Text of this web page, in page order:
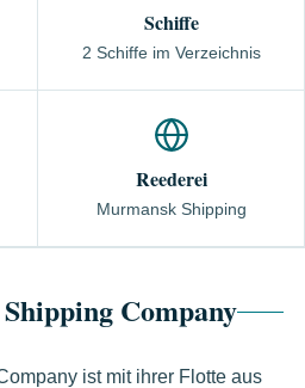
Schiffe
2 Schiffe im Verzeichnis
Reederei
Murmansk Shipping
Company
ist mit ihrer Flotte aus